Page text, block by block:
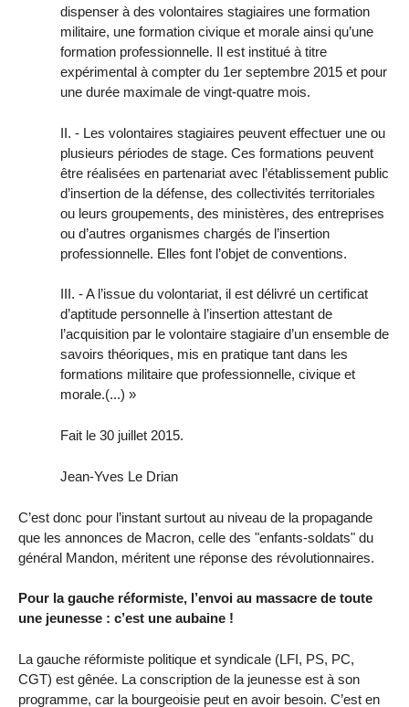
dispenser à des volontaires stagiaires une formation
militaire, une formation civique et morale ainsi qu’une
formation professionnelle. Il est institué à titre
expérimental à compter du 1er septembre 2015 et pour
une durée maximale de vingt-quatre mois.
II. - Les volontaires stagiaires peuvent effectuer une ou
plusieurs périodes de stage. Ces formations peuvent
être réalisées en partenariat avec l’établissement public
d’insertion de la défense, des collectivités territoriales
ou leurs groupements, des ministères, des entreprises
ou d’autres organismes chargés de l’insertion
professionnelle. Elles font l’objet de conventions.
III. - A l’issue du volontariat, il est délivré un certificat
d’aptitude personnelle à l’insertion attestant de
l’acquisition par le volontaire stagiaire d’un ensemble de
savoirs théoriques, mis en pratique tant dans les
formations militaire que professionnelle, civique et
morale.(...) »
Fait le 30 juillet 2015.
Jean-Yves Le Drian
C’est donc pour l’instant surtout au niveau de la propagande
que les annonces de Macron, celle des "enfants-soldats" du
général Mandon, méritent une réponse des révolutionnaires.
Pour la gauche réformiste, l’envoi au massacre de toute
une jeunesse : c’est une aubaine !
La gauche réformiste politique et syndicale (LFI, PS, PC,
CGT) est gênée. La conscription de la jeunesse est à son
programme, car la bourgeoisie peut en avoir besoin. C’est en